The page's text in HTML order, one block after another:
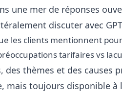
une mer de réponses
discuter avec
les clients mentionnent
tarifaires vs
thèmes et des causes
mais toujours disponible à